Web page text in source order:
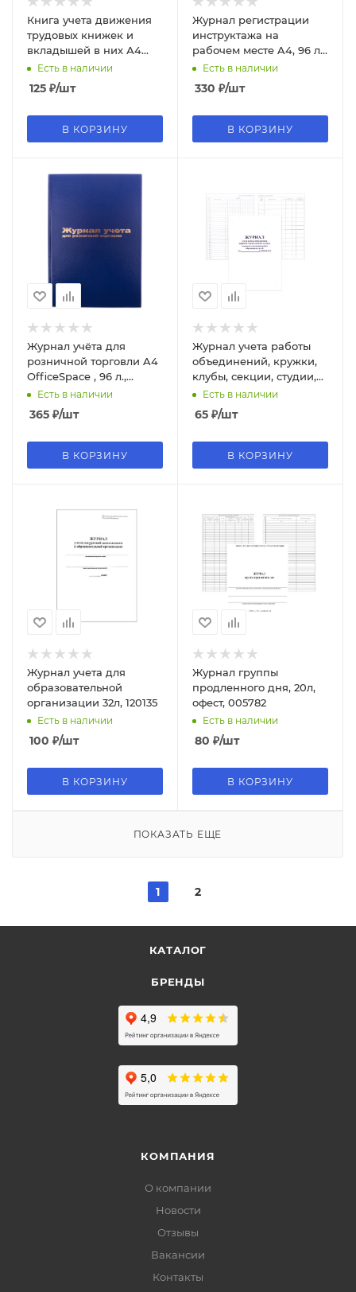
Книга учета движения
трудовых книжек и
вкладышей в них А4
48л вертикальная,
012601
Есть в наличии
125 ₽/шт
В КОРЗИНУ
Журнал регистрации
инструктажа на
рабочем месте A4, 96 л,
офсет 55-60 г;м², 90%
белизна, 2056109
Есть в наличии
330 ₽/шт
В КОРЗИНУ
Журнал учёта для
розничной торговли A4
OfficeSpace , 96 л.,
бумвинил, офсет, K-
RT96_2991
Есть в наличии
365 ₽/шт
В КОРЗИНУ
Журнал учета работы
объединений, кружки,
клубы, секции, студии,
008907
Есть в наличии
65 ₽/шт
В КОРЗИНУ
Журнал учета для
образовательной
организации 32л, 120135
Есть в наличии
100 ₽/шт
В КОРЗИНУ
Журнал группы
продленного дня, 20л,
офест, 005782
Есть в наличии
80 ₽/шт
В КОРЗИНУ
ПОКАЗАТЬ ЕЩЕ
1 2
КАТАЛОГ
БРЕНДЫ
КОМПАНИЯ
О компании
Новости
Отзывы
Вакансии
Контакты